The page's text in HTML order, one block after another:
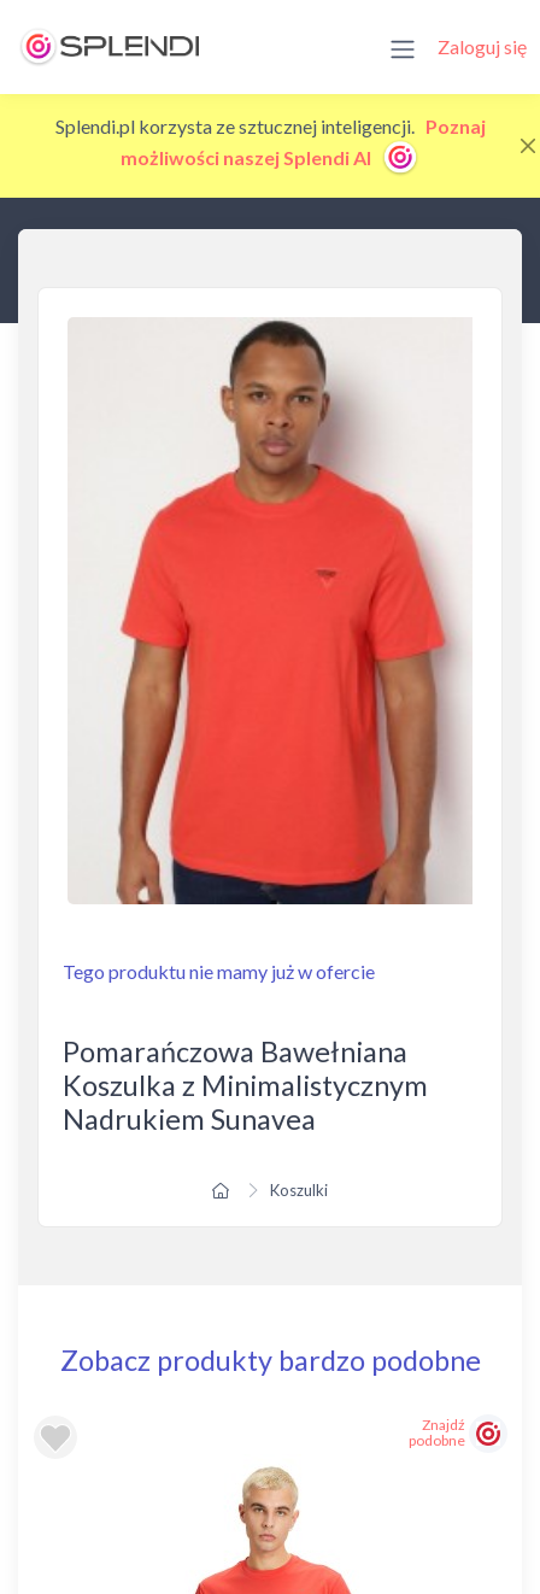
Zaloguj się
Splendi.pl korzysta ze sztucznej inteligencji. Poznaj
możliwości naszej Splendi AI
Tego produktu nie mamy już w ofercie
Pomarańczowa Bawełniana
Koszulka z Minimalistycznym
Nadrukiem Sunavea
Koszulki
Zobacz produkty bardzo podobne
Znajdź
podobne